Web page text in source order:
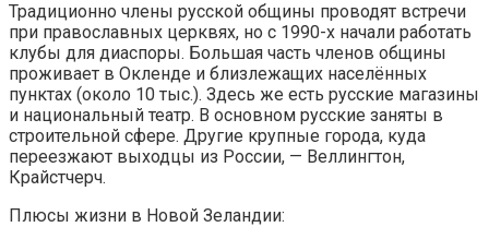
Традиционно члены русской общины проводят встречи
при православных церквях, но с 1990-х начали работать
клубы для диаспоры. Большая часть членов общины
проживает в Окленде и близлежащих населённых
пунктах (около 10 тыс.). Здесь же есть русские магазины
и национальный театр. В основном русские заняты в
строительной сфере. Другие крупные города, куда
переезжают выходцы из России, — Веллингтон,
Крайстчерч.
Плюсы жизни в Новой Зеландии: